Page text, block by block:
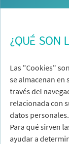
¿QUÉ SON
Las "Cookies"
se almacenan
través del
relacionada con
datos personales.
Para qué sirven
ayudar a